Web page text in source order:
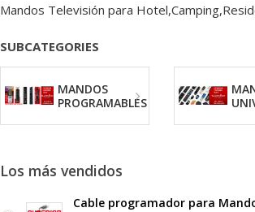
Mandos Televisión para
SUBCATEGORIES
MANDOS
PROGRAMABLES
Los más vendidos
Cable programador para